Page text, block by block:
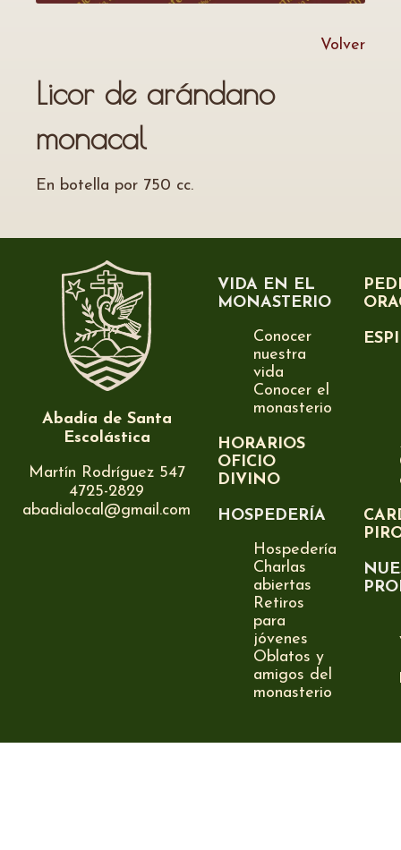
Volver
Licor de arándano
monacal
En botella por 750 cc.
Abadía de Santa
Escolástica
Martín Rodríguez 547
4725-2829
abadialocal@gmail.com
VIDA EN EL
MONASTERIO
Conocer
nuestra
vida
Conocer el
monasterio
HORARIOS
OFICIO
DIVINO
HOSPEDERÍA
Hospedería
Charlas
abiertas
Retiros
para
jóvenes
Oblatos y
amigos del
monasterio